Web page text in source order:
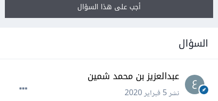
أجب على هذا السؤال
السؤال
عبدالعزيز بن محمد شمين
نشر5 فبراير 2020